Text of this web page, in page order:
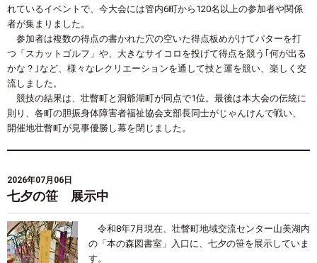
れているイベントで、今大会には管内6町から 120名以上の参加者や関係
者が集まりました。
参加者は複数の得点の書かれた穴の空いた得点板めがけてパターを打
つ「スカットゴルフ」や、大きなサイコロを投げて得点を競う｢何が出る
かな？｣など、様々なレクリエーションを通して技と運を競い、楽しく交
流しました。
競技の結果は、壮瞥町と洞爺湖町が同点で1位。最後は本大会の伝統に
則り、各町の胆振身体障害者福祉協会支部長同士がじゃんけんで戦い、
開催地壮瞥町が見事優勝し幕を閉じました。
2026年07月06日
七夕の笹 展示中
令和8年7月現在、壮瞥町地域交流センター山美湖内
の「本の森図書室」入口に、七夕の笹を展示していま
す。